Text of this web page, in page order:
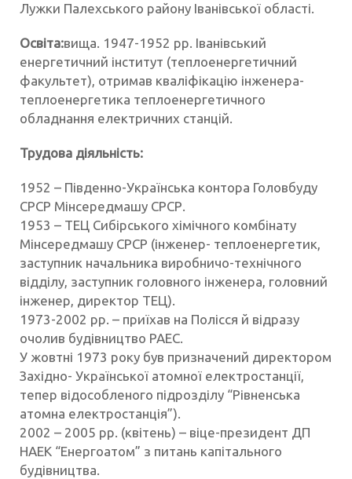
Лужки Палехського району Іванівської області.
Освіта:вища. 1947-1952 рр. Іванівський
енергетичний інститут (теплоенергетичний
факультет), отримав кваліфікацію інженера-
теплоенергетика теплоенергетичного
обладнання електричних станцій.
Трудова діяльність:
1952 – Південно-Українська контора Головбуду
СРСР Мінсередмашу СРСР.
1953 – ТЕЦ Сибірського хімічного комбінату
Мінсередмашу СРСР (інженер- теплоенергетик,
заступник начальника виробничо-технічного
відділу, заступник головного інженера, головний
інженер, директор ТЕЦ).
1973-2002 рр. – приїхав на Полісся й відразу
очолив будівництво РАЕС.
У жовтні 1973 року був призначений директором
Західно- Української атомної електростанції,
тепер відособленого підрозділу “Рівненська
атомна електростанція”).
2002 – 2005 рр. (квітень) – віце-президент ДП
НАЕК “Енергоатом” з питань капітального
будівництва.